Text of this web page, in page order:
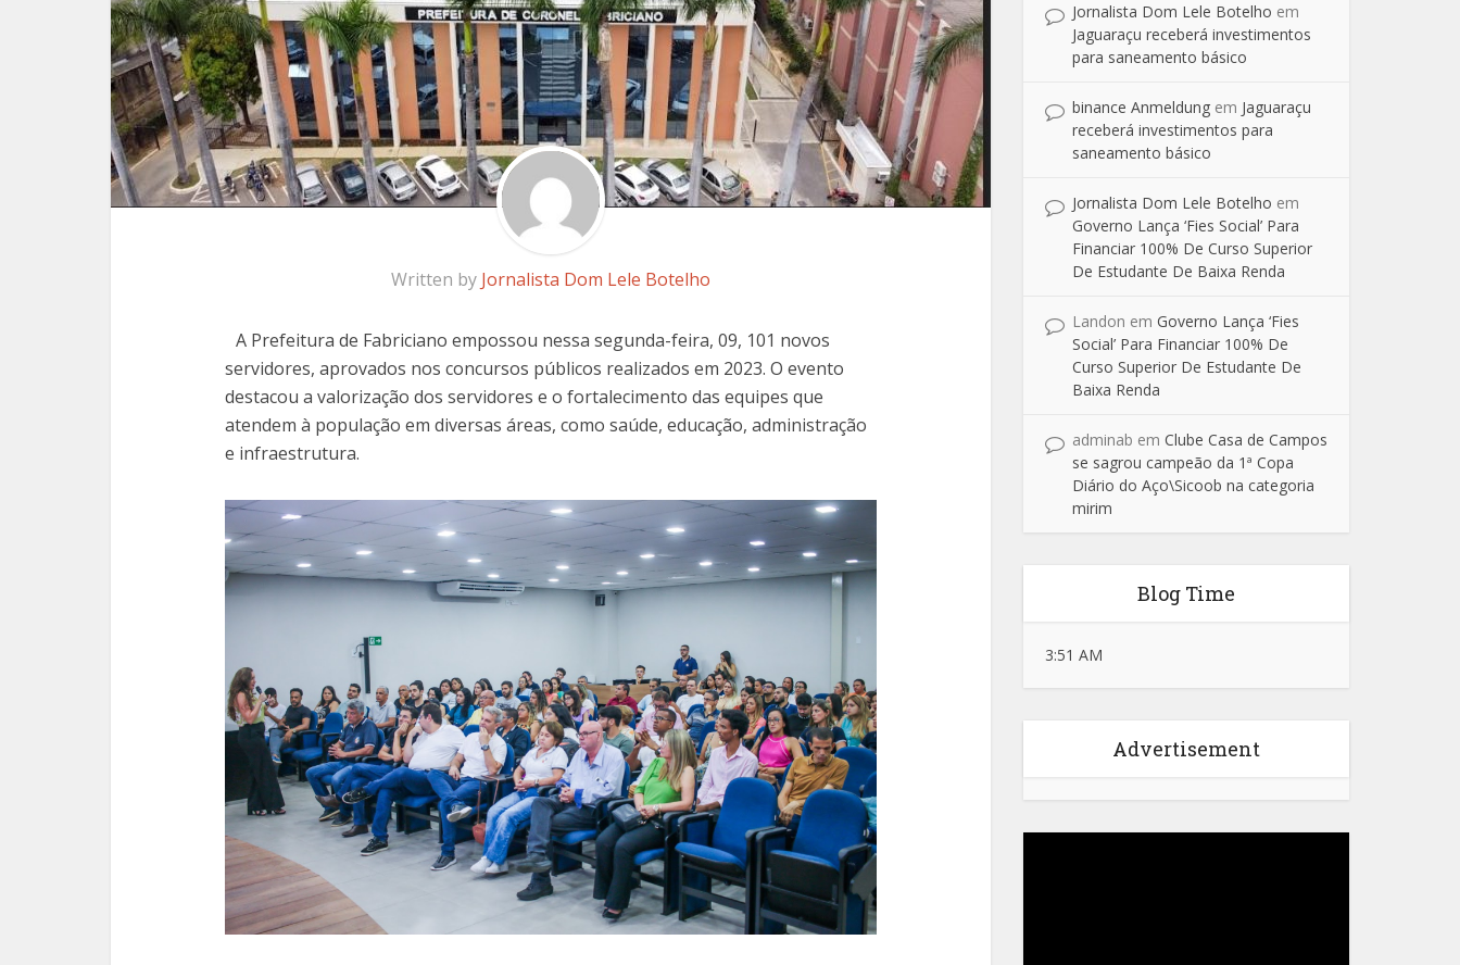
Written by Jornalista Dom Lele Botelho
A Prefeitura de Fabriciano empossou nessa segunda-feira, 09, 101 novos
servidores, aprovados nos concursos públicos realizados em 2023. O evento
destacou a valorização dos servidores e o fortalecimento das equipes que
atendem à população em diversas áreas, como saúde, educação, administração
e infraestrutura.
Jornalista Dom Lele Botelho em
Jaguaraçu receberá investimentos
para saneamento básico
binance Anmeldung em Jaguaraçu
receberá investimentos para
saneamento básico
Jornalista Dom Lele Botelho em
Governo Lança ‘Fies Social’ Para
Financiar 100% De Curso Superior
De Estudante De Baixa Renda
Landon em Governo Lança ‘Fies
Social’ Para Financiar 100% De
Curso Superior De Estudante De
Baixa Renda
adminab em Clube Casa de Campos
se sagrou campeão da 1ª Copa
Diário do Aço\Sicoob na categoria
mirim
Blog Time
3:51 AM
Advertisement